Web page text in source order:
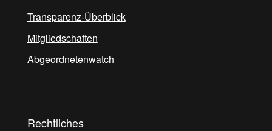
Transparenz-Überblick
Mitgliedschaften
Abgeordnetenwatch
Rechtliches